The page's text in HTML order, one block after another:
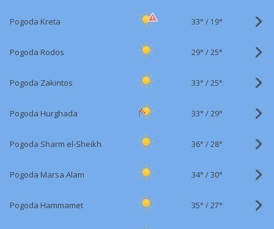
Pogoda Kreta 33° / 19°
Pogoda Rodos 29° /25°
Pogoda Zakintos 33° /25°
Pogoda Hurghada 33° /29°
Pogoda Sharm el-Sheikh 36° /28°
Pogoda Marsa Alam 34° /30°
Pogoda Hammamet 35° /27°